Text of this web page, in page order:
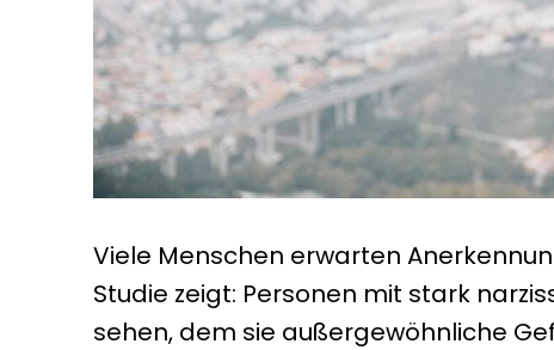
Viele Menschen erwarten
Studie zeigt: Personen mit stark
sehen, dem sie außergewöhnliche